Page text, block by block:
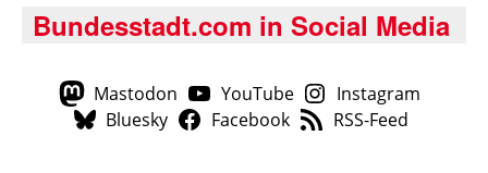
Bundesstadt.com in Social Media
Mastodon YouTube
Instagram
Bluesky
Facebook RSS-Feed